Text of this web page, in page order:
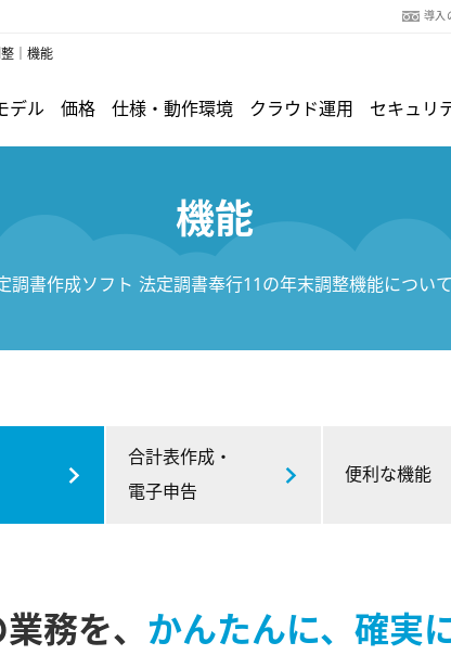
導入
｜機能
デル 価格 仕様・動作環境 クラウド運用 セキュリ
機能
調書作成ソフト 法定調書奉行11の年末調整機能について
合計表作成・
電子申告
便利な機能
務を、 かんたんに、確実